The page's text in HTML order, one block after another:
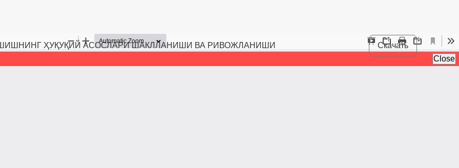
ҲУҚУҚИЙ АСОСЛАРИ ШАКЛЛАНИШИ ВА РИВОЖЛАНИШИ Скачать